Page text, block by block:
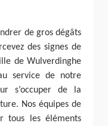
de gros dégâts
des signes de
de Wulverdinghe
service de notre
s’occuper de la
Nos équipes de
tous les éléments